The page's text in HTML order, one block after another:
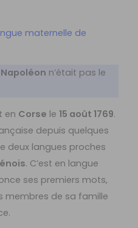
maternelle de
n’était pas le
en Corse le15 août 1769.
depuis quelques
deux langues proches
. C’est en langue
ses premiers mots,
membres de sa famille